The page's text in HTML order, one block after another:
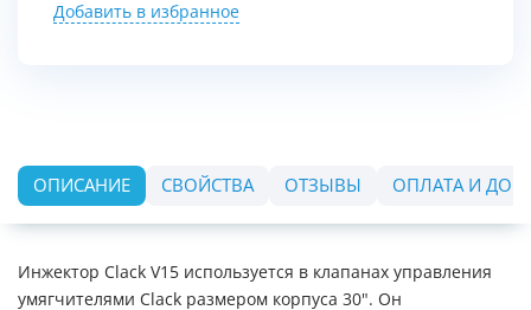
Добавить в избранное
ОПИСАНИЕ СВОЙСТВА ОТЗЫВЫ ОПЛАТА И
Инжектор Clack V15 используется в клапанах управления
умягчителями Clack размером корпуса 30". Он